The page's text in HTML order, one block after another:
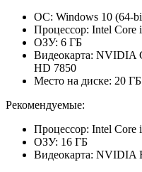
ОС: Windows 10 (64-
Процессор: Intel
ОЗУ: 6 ГБ
Видеокарта: NVIDIA
HD 7850
Место на диске: 20 ГБ
Рекомендуемые:
Процессор: Intel Core
ОЗУ: 16 ГБ
Видеокарта: NVIDIA